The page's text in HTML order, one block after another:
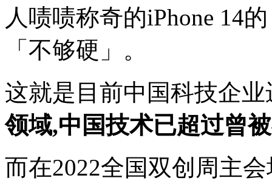
人啧啧称奇的iPhone 14
「不够硬」。
这就是目前中国科技企
领域,中国技术已超过曾
而在2022全国双创周主